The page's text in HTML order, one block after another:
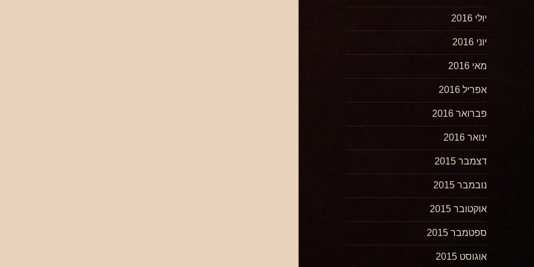
יולי 2016
יוני 2016
מאי 2016
אפריל 2016
פברואר 2016
ינואר 2016
דצמבר 2015
נובמבר 2015
אוקטובר 2015
ספטמבר 2015
אוגוסט 2015